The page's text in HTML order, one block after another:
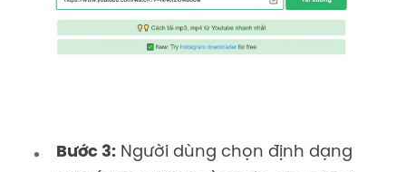
Bước 3: Người dùng chọn định dạng